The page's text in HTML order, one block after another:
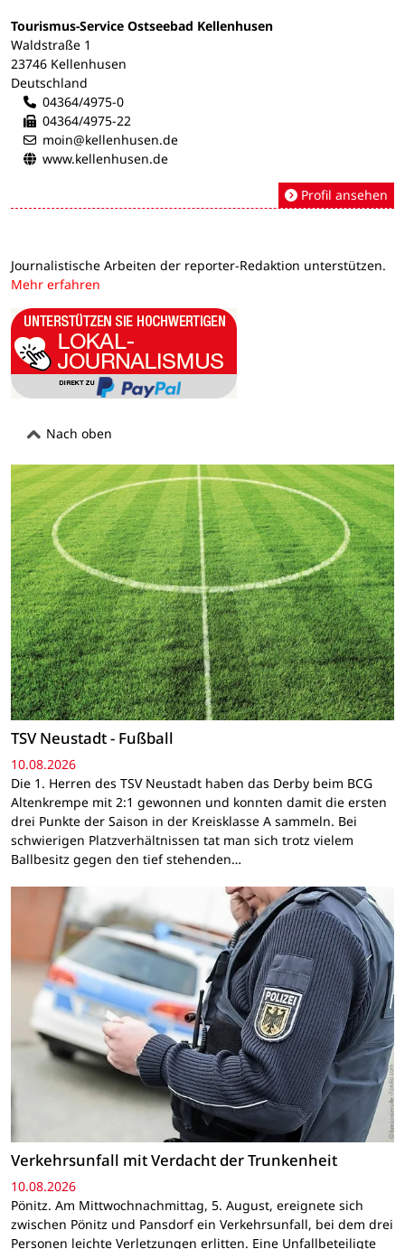
Tourismus-Service Ostseebad Kellenhusen
Waldstraße 1
23746 Kellenhusen
Deutschland
04364/4975-0
04364/4975-22
moin@kellenhusen.de
www.kellenhusen.de
Profil ansehen
Journalistische Arbeiten der reporter-Redaktion unterstützen.
Mehr erfahren
Nach oben
TSV Neustadt - Fußball
10.08.2026
Die 1. Herren des TSV Neustadt haben das Derby beim BCG
Altenkrempe mit 2:1 gewonnen und konnten damit die ersten
drei Punkte der Saison in der Kreisklasse A sammeln. Bei
schwierigen Platzverhältnissen tat man sich trotz vielem
Ballbesitz gegen den tief stehenden…
Verkehrsunfall mit Verdacht der Trunkenheit
10.08.2026
Pönitz. Am Mittwochnachmittag, 5. August, ereignete sich
zwischen Pönitz und Pansdorf ein Verkehrsunfall, bei dem drei
Personen leichte Verletzungen erlitten. Eine Unfallbeteiligte